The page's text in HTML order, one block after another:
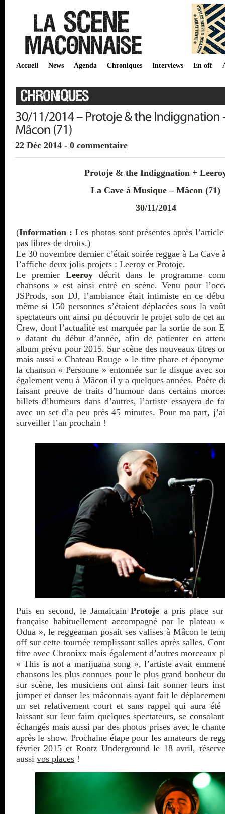
Accueil News Agenda Chroniques Interviews En off
22 Déc 2014 - 0 commentaire
Protoje & the Indiggnation +
La Cave à Musique – Mâcon (71)
30/11/2014
(Information : Les photos sont présentes après
pas libres de droits.)
Le 30 novembre dernier c’était soirée reggae à La Cave
l’affiche deux jolis projets : Leeroy et Protoje.
Le premier Leeroy décrit dans le programme
chansons » est ainsi entré en scène. Venu pour
JSProds, son DJ, l’ambiance était intimiste en ce
même si 150 personnes s’étaient déplacées sous la
spectateurs ont ainsi pu découvrir le projet solo de cet
Crew, dont l’actualité est marquée par la sortie de son
» datant du début d’année, afin de patienter en
album prévu pour 2015. Sur scène des nouveaux titres
mais aussi « Chateau Rouge » le titre phare et
la chanson « Personne » entonnée sur le disque avec
également venu à Mâcon il y a quelques années. Poète
faisant preuve de traits d’humour dans certains
billets d’humeurs dans d’autres, l’artiste essayera de
avec un set d’a peu près 45 minutes. Pour ma part,
surveiller l’an prochain !
Puis en second, le JamaicainProtoje a pris place
française habituellement accompagné par le plateau
Odua », le reggeaman posait ses valises à Mâcon le
off sur cette tournée remplissant salles après salles.
titre avec Chronixx mais également d’autres morceaux
« This is not a marijuana song », l’artiste avait
chansons les plus connues pour le plus grand bonheur
sur scène, les musiciens ont ainsi fait sonner leurs
jumper et danser les mâconnais ayant fait le
un set relativement court et sans rappel qui aura
laissant sur leur faim quelques spectateurs, se
échangés mais aussi par des photos prises avec le
après le show. Prochaine étape pour les amateurs de
février 2015 et Rootz Underground le 18 avril,
aussi vos places !